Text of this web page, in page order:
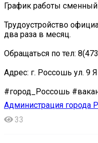
График работы
Трудоустройство
два раза в месяц.
Обращаться по тел:
Адрес: г. Россошь ул. 9
#город_Россошь
Администрация города
33